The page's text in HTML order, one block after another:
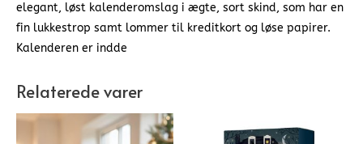
elegant, løst kalenderomslag i ægte, sort skind, som har en
fin lukkestrop samt lommer til kreditkort og løse papirer.
Kalenderen er indde
Relaterede varer